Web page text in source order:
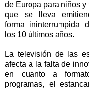
de Europa para niños y
que se lleva
forma ininterrumpida
los 10 últimos años.
La televisión de las
afecta a la falta de
en cuanto a
programas, el